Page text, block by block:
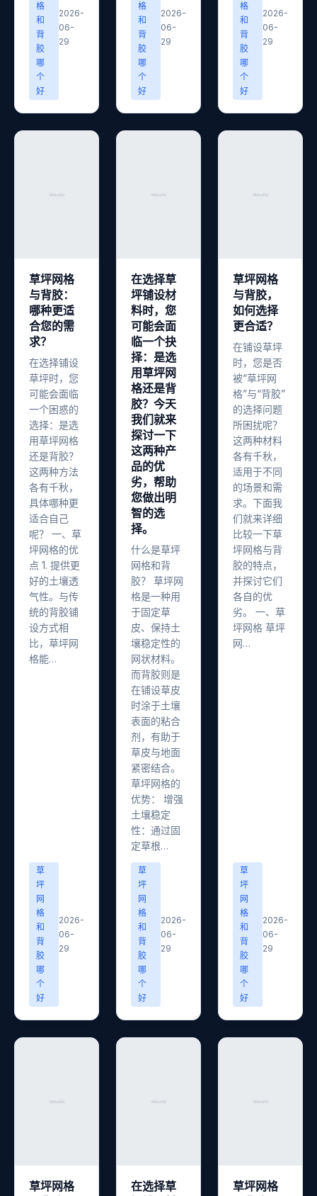
格
和
背
胶
哪
个
好
2026-
06-
29
格
和
背
胶
哪
个
好
2026-
06-
29
格
和
背
胶
哪
个
好
2026-
06-
29
草坪网格
与背胶：
哪种更适
合您的需
求？
在选择铺设
草坪时，您
可能会面临
一个困惑的
选择：是选
用草坪网格
还是背胶？
这两种方法
各有千秋，
具体哪种更
适合自己
呢？ 一、草
坪网格的优
点 1. 提供更
好的土壤透
气性。与传
统的背胶铺
设方式相
比，草坪网
格能…
草
坪
网
格
和
背
胶
哪
个
好
2026-
06-
29
在选择草
坪铺设材
料时，您
可能会面
临一个抉
择：是选
用草坪网
格还是背
胶？今天
我们就来
探讨一下
这两种产
品的优
劣，帮助
您做出明
智的选
择。
什么是草坪
网格和背
胶？ 草坪网
格是一种用
于固定草
皮、保持土
壤稳定性的
网状材料。
而背胶则是
在铺设草皮
时涂于土壤
表面的粘合
剂，有助于
草皮与地面
紧密结合。
草坪网格的
优势： 增强
土壤稳定
性：通过固
定草根…
草
坪
网
格
和
背
胶
哪
个
好
2026-
06-
29
草坪网格
与背胶，
如何选择
更合适？
在铺设草坪
时，您是否
被“草坪网
格”与“背胶”
的选择问题
所困扰呢？
这两种材料
各有千秋，
适用于不同
的场景和需
求。下面我
们就来详细
比较一下草
坪网格与背
胶的特点，
并探讨它们
各自的优
劣。 一、草
坪网格 草坪
网…
草
坪
网
格
和
背
胶
哪
个
好
2026-
06-
29
草坪网格
在选择草
草坪网格